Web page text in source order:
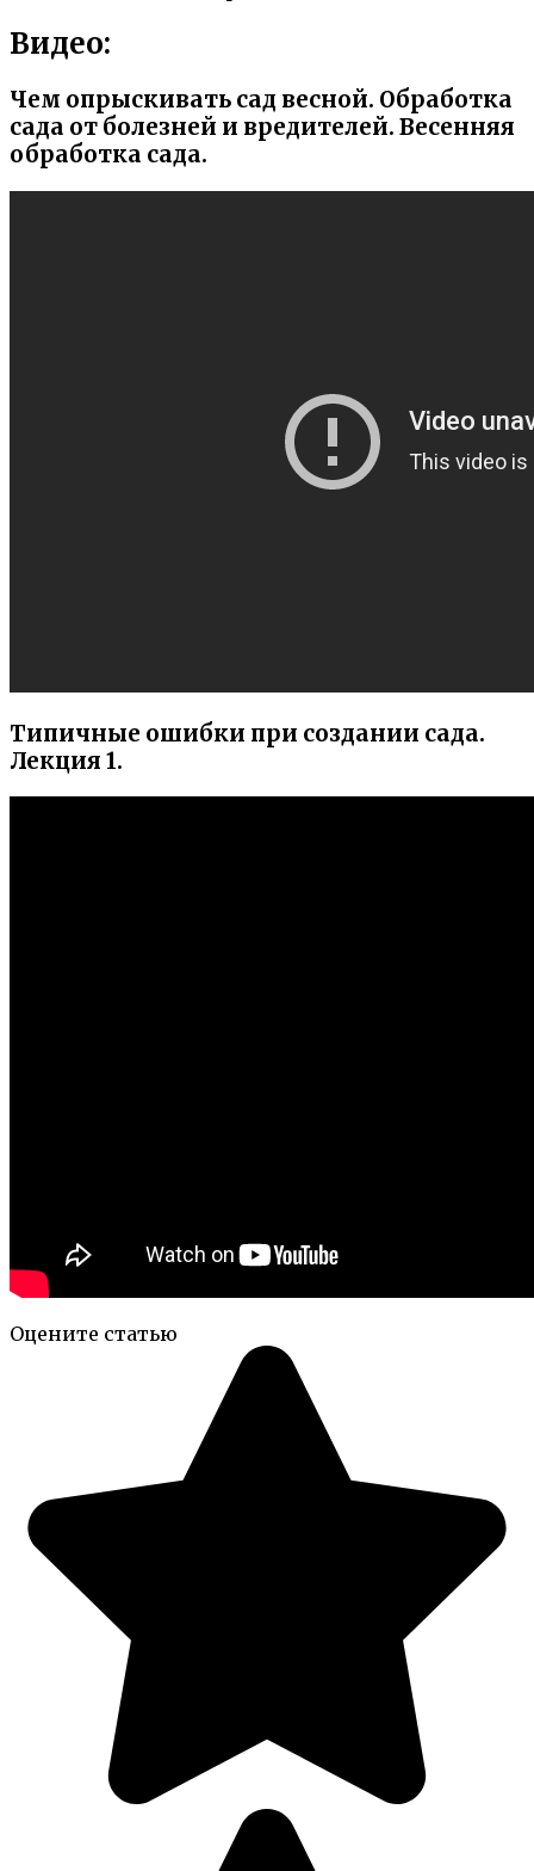
Видео:
Чем опрыскивать сад весной. Обработка
сада от болезней и вредителей. Весенняя
обработка сада.
Типичные ошибки при создании сада.
Лекция 1.
Оцените статью